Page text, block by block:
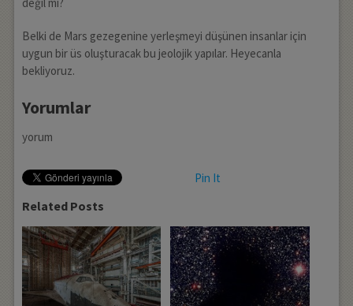
değil mi?
Belki de Mars gezegenine yerleşmeyi düşünen insanlar için
uygun bir üs oluşturacak bu jeolojik yapılar. Heyecanla
bekliyoruz.
Yorumlar
yorum
Pin It
Related Posts